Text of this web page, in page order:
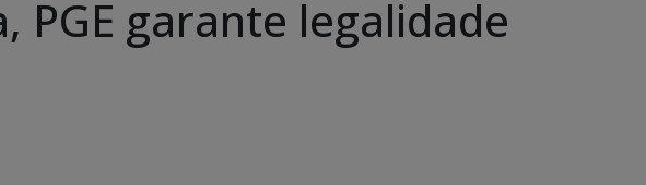
PGE garante legalidade